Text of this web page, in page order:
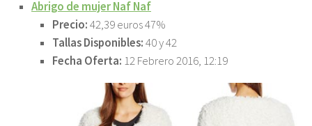
Abrigo de mujer Naf Naf
Precio:42,39 euros 47%
Tallas Disponibles:40 y 42
Fecha Oferta: 12 Febrero 2016, 12:19